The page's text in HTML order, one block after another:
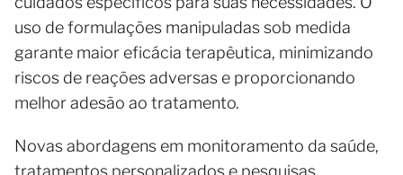
uso de formulações manipuladas sob medida
garante maior eficácia terapêutica, minimizando
riscos de reações adversas e proporcionando
melhor adesão ao tratamento.
Novas abordagens em monitoramento da saúde,